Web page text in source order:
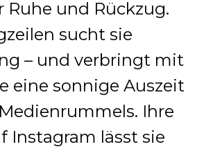
Ruhe und Rückzug.
sucht sie
– und verbringt mit
eine sonnige Auszeit
Ihre
Instagram lässt sie